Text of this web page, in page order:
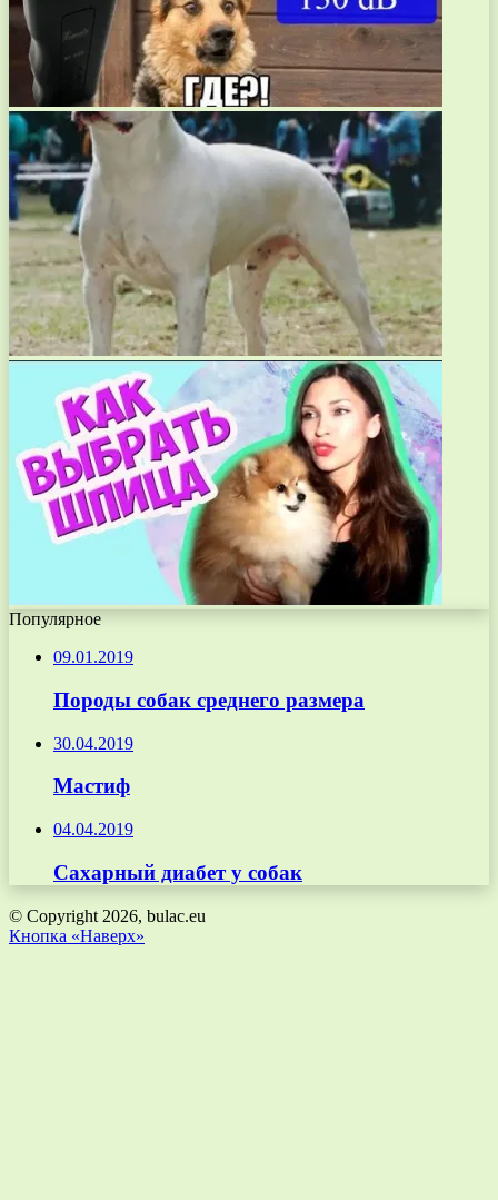
Популярное
09.01.2019
Породы собак среднего размера
30.04.2019
Мастиф
04.04.2019
Сахарный диабет у собак
© Copyright 2026, bulac.eu
Кнопка «Наверх»